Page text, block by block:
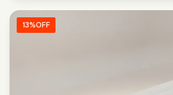
13%OFF